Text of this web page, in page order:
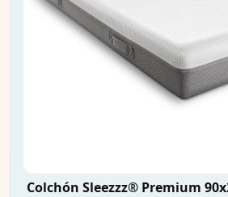
Colchón Sleezzz® Premium